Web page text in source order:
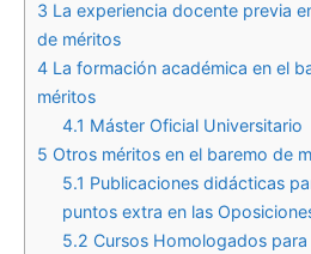
3 La experiencia docente previa
de méritos
4 La formación académica en el
méritos
4.1 Máster Oficial Universitario
5 Otros méritos en el baremo de
5.1 Publicaciones didácticas
puntos extra en las
5.2 Cursos Homologados